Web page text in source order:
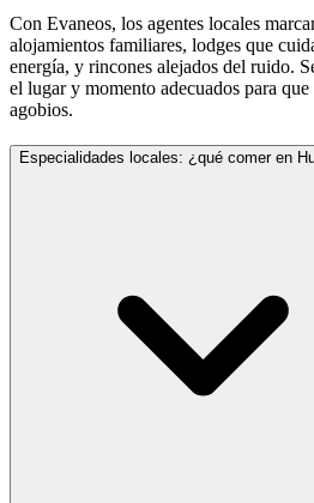
Con Evaneos, los agentes locales
alojamientos familiares, lodges que
energía, y rincones alejados del ruido.
el lugar y momento adecuados para
agobios.
Especialidades locales: ¿qué comer en